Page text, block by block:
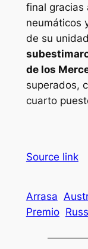
final gracias
neumáticos
de su
de los
superados,
cuarto
Source link
Arrasa
Premio